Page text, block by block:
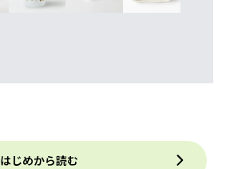
はじめから読む